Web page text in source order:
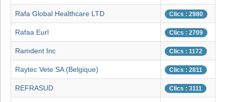
Rafa Global Healthcare LTD Clics : 2980
Rafaa Eurl Clics : 2709
Ramdent Inc Clics : 1172
Raytec Vete SA (Belgique) Clics : 2811
REFRASUD Clics : 3111